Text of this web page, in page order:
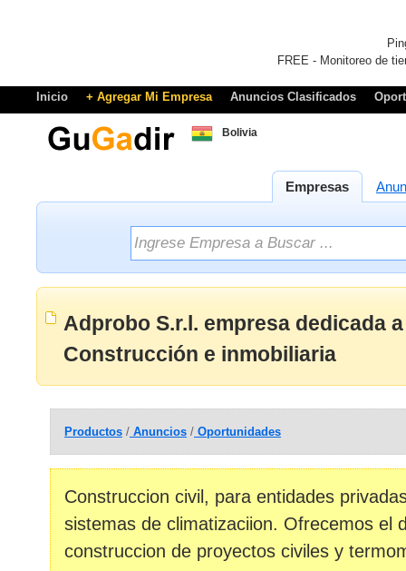
FREE - Monitoreo de
Inicio + Agregar Mi Empresa Anuncios Clasificados
Bolivia
Empresas
Adprobo S.r.l. empresa dedicada
Construcción e inmobiliaria
Productos / Anuncios / Oportunidades
Construccion civil, para entidades
sistemas de climatizaciion. Ofrecemos el
construccion de proyectos civiles y